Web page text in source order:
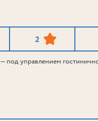
2
— под управлением